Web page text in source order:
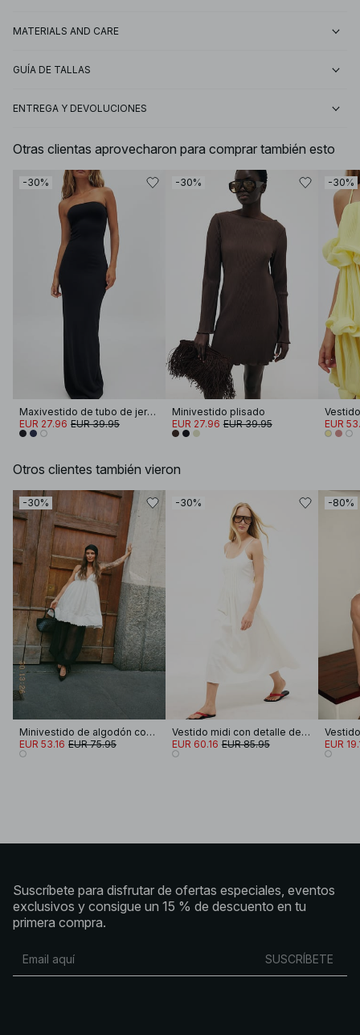
MATERIALS AND CARE
GUÍA DE TALLAS
ENTREGA Y DEVOLUCIONES
Otras clientas aprovecharon para comprar también esto
-30%
Maxivestido de tubo de jersey
EUR 27.96 EUR 39.95
-30%
Minivestido plisado
EUR 27.96 EUR 39.95
-30%
EUR
Otros clientes también vieron
-30%
Minivestido de algodón con tirantes y bordado
EUR 53.16 EUR 75.95
-30%
Vestido midi con detalle de pliegues y tirantes
EUR 60.16 EUR 85.95
-80%
EUR
Suscríbete para disfrutar de ofertas especiales, eventos
exclusivos y consigue un 15 % de descuento en tu
primera compra.
SUSCRÍBETE